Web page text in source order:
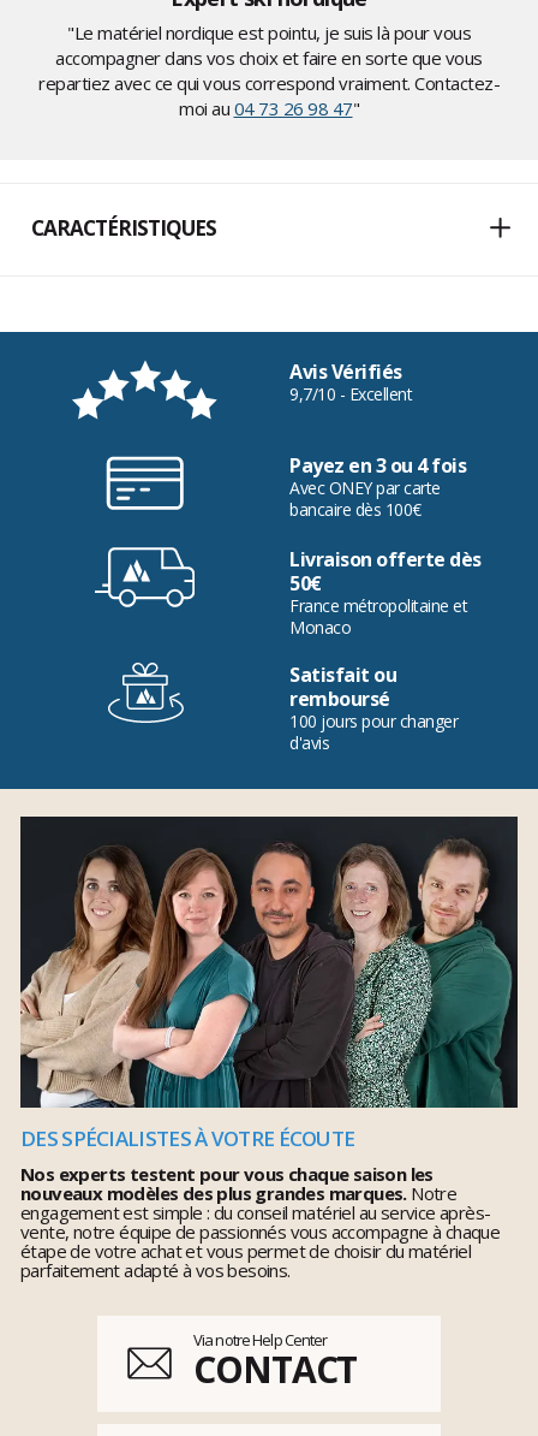
"Le matériel nordique est pointu, je suis là pour vous
accompagner dans vos choix et faire en sorte que vous
repartiez avec ce qui vous correspond vraiment. Contactez-
moi au 04 73 26 98 47"
CARACTÉRISTIQUES
Avis Vérifiés
9,7/10 - Excellent
Payez en 3 ou 4 fois
Avec ONEY par carte
bancaire dès 100€
Livraison offerte dès
50€
France métropolitaine et
Monaco
Satisfait ou
remboursé
100 jours pour changer
d'avis
DES SPÉCIALISTES À VOTRE ÉCOUTE
Nos experts testent pour vous chaque saison les
nouveaux modèles des plus grandes marques.Notre
engagement est simple : du conseil matériel au service après-
vente, notre équipe de passionnés vous accompagne à chaque
étape de votre achat et vous permet de choisir du matériel
parfaitement adapté à vos besoins.
Via notre Help Center
CONTACT